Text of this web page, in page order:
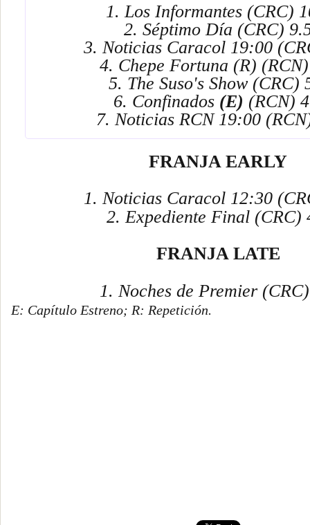
1. Los Informantes (CRC)
2. Séptimo Día (CRC)
3. Noticias Caracol 19:00
4. Chepe Fortuna (R)
5. The Suso's Show (CRC)
6. Confinados (E) (RCN)
7. Noticias RCN 19:00
FRANJA EARLY
1. Noticias Caracol 12:30
2. Expediente Final (CRC)
FRANJA LATE
1. Noches de Premier (CRC)
E: Capítulo Estreno; R: Repetición.